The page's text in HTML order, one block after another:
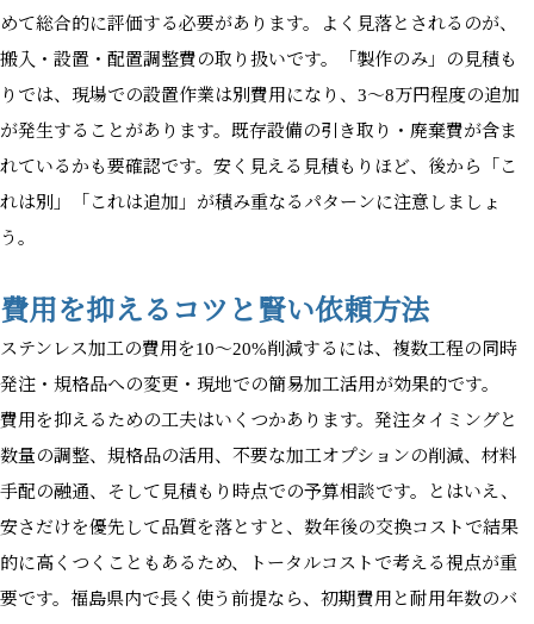
めて総合的に評価する必要があります。よく見落とされるのが、
搬入・設置・配置調整費の取り扱いです。「製作のみ」の見積も
りでは、現場での設置作業は別費用になり、3〜8万円程度の追加
が発生することがあります。既存設備の引き取り・廃棄費が含ま
れているかも要確認です。安く見える見積もりほど、後から「こ
れは別」「これは追加」が積み重なるパターンに注意しましょ
う。
費用を抑えるコツと賢い依頼方法
ステンレス加工の費用を10〜20%削減するには、複数工程の同時
発注・規格品への変更・現地での簡易加工活用が効果的です。
費用を抑えるための工夫はいくつかあります。発注タイミングと
数量の調整、規格品の活用、不要な加工オプションの削減、材料
手配の融通、そして見積もり時点での予算相談です。とはいえ、
安さだけを優先して品質を落とすと、数年後の交換コストで結果
的に高くつくこともあるため、トータルコストで考える視点が重
要です。福島県内で長く使う前提なら、初期費用と耐用年数のバ